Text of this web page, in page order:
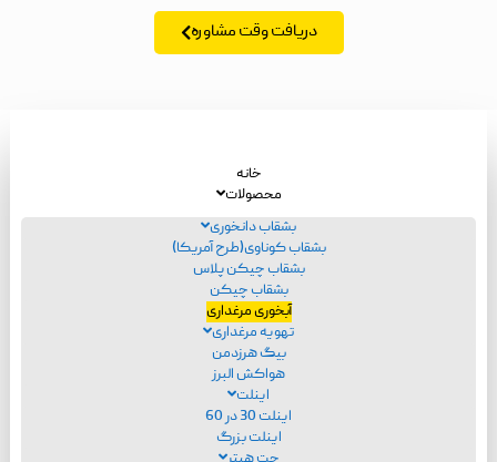
دریافت وقت مشاوره
خانه
محصولات
بشقاب دانخوری
بشقاب کوناوی(طرح آمریکا)
بشقاب چیکن پلاس
بشقاب چیکن
آبخوری مرغداری
تهویه مرغداری
بیگ هرزدمن
هواکش البرز
اینلت
اینلت 30 در 60
اینلت بزرگ